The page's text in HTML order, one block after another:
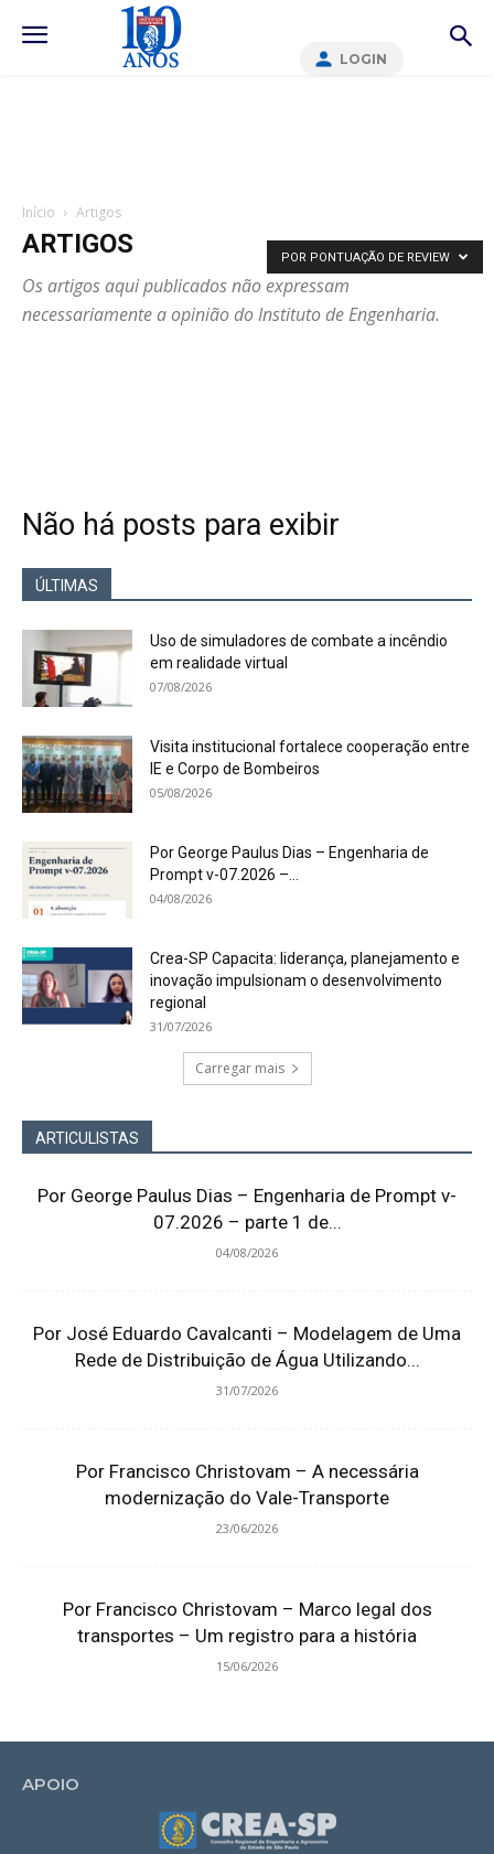
LOGIN
Início Artigos
ARTIGOS
Os artigos aqui publicados não expressam
necessariamente a opinião do Instituto de Engenharia.
POR PONTUAÇÃO DE REVIEW
Não há posts para exibir
ÚLTIMAS
Uso de simuladores de combate a incêndio
em realidade virtual
07/08/2026
Visita institucional fortalece cooperação entre
IE e Corpo de Bombeiros
05/08/2026
Por George Paulus Dias – Engenharia de
Prompt v-07.2026 –...
04/08/2026
Crea-SP Capacita: liderança, planejamento e
inovação impulsionam o desenvolvimento
regional
31/07/2026
Carregar mais
ARTICULISTAS
Por George Paulus Dias – Engenharia de Prompt v-
07.2026 – parte 1 de...
04/08/2026
Por José Eduardo Cavalcanti – Modelagem de Uma
Rede de Distribuição de Água Utilizando...
31/07/2026
Por Francisco Christovam – A necessária
modernização do Vale-Transporte
23/06/2026
Por Francisco Christovam – Marco legal dos
transportes – Um registro para a história
15/06/2026
APOIO